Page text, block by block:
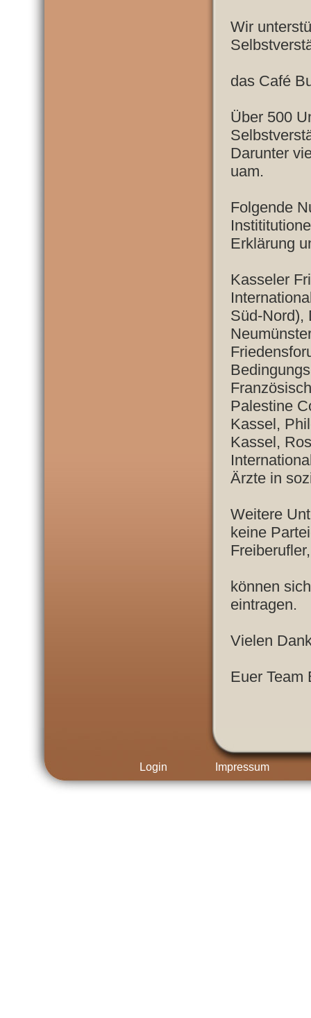
Wir
das Café
Über 500
Darunter
uam.
Folgende
Erklärung
Kasseler
Süd-Nord),
Palestine
Kassel,
Kassel,
Ärzte in
Weitere
keine
können
eintragen.
Vielen
Euer Team
Login Impressum